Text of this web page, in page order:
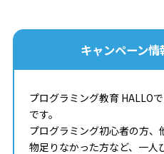
キャンペーン
プログラミング教育 HALLO
です。
プログラミング初心者の方
物足りなかった方など、一人